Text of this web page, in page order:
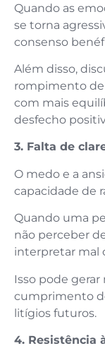
Quando as
se torna
consenso
Além disso,
rompimento de
com mais
desfecho
3. Falta de
O medo e a
capacidade de
Quando uma
não perceber
interpretar mal
Isso pode
cumprimento
litígios futuros.
4. Resistência